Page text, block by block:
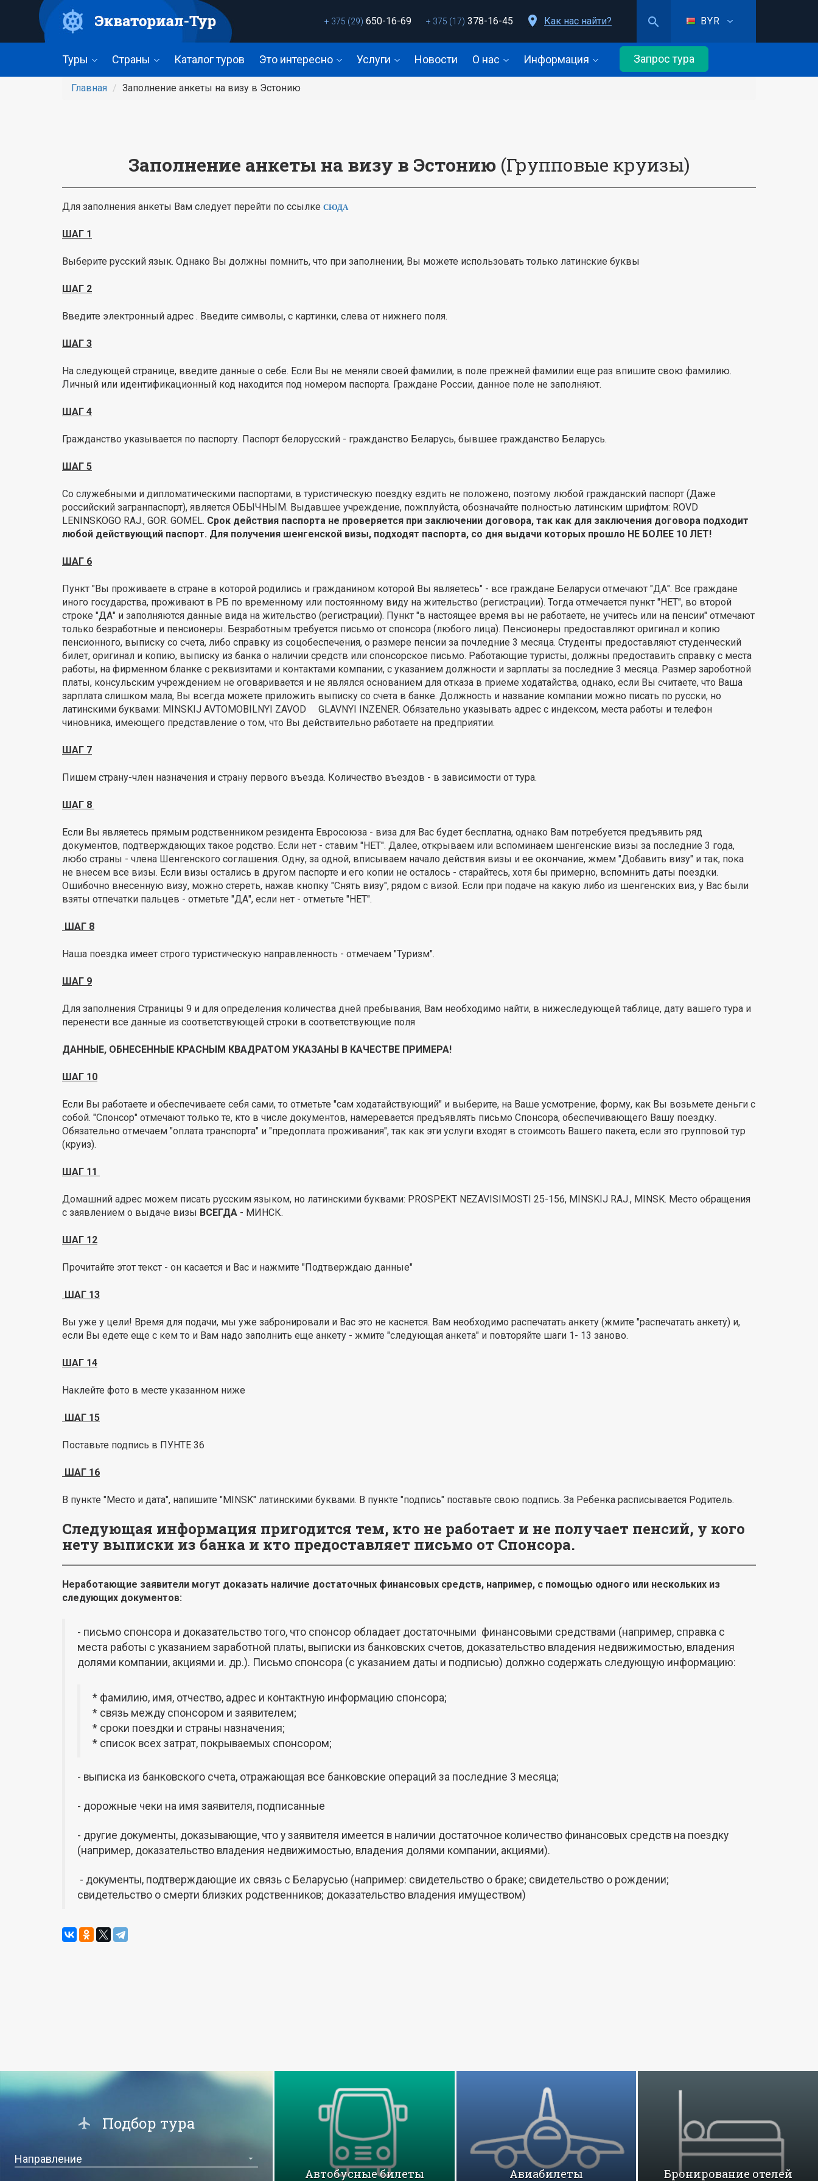
основному
содержанию
BYR
+ 375 (29) 650-16-69 + 375 (17) 378-16-45 Как нас найти?
Туры Страны Каталог туров Это интересно Услуги Новости О нас Информация Запрос тура
Главная Заполнение анкеты на визу в Эстонию
Заполнение анкеты на визу в Эстонию (Групповые круизы)
Для заполнения анкеты Вам следует перейти по ссылке СЮДА
ШАГ 1
Выберите русский язык. Однако Вы должны помнить, что при заполнении, Вы можете использовать только латинские буквы
ШАГ 2
Введите электронный адрес . Введите символы, с картинки, слева от нижнего поля.
ШАГ 3
На следующей странице, введите данные о себе. Если Вы не меняли своей фамилии, в поле прежней фамилии еще раз впишите свою фамилию.
Личный или идентификационный код находится под номером паспорта. Граждане России, данное поле не заполняют.
ШАГ 4
Гражданство указывается по паспорту. Паспорт белорусский - гражданство Беларусь, бывшее гражданство Беларусь.
ШАГ 5
Со служебными и дипломатическими паспортами, в туристическую поездку ездить не положено, поэтому любой гражданский паспорт (Даже
российский загранпаспорт), является ОБЫЧНЫМ. Выдавшее учреждение, пожплуйста, обозначайте полностью латинским шрифтом: ROVD
LENINSKOGO RAJ., GOR. GOMEL. Срок действия паспорта не проверяется при заключении договора, так как для заключения договора подходит
любой действующий паспорт. Для получения шенгенской визы, подходят паспорта, со дня выдачи которых прошло НЕ БОЛЕЕ 10 ЛЕТ!
ШАГ 6
Пункт "Вы проживаете в стране в которой родились и гражданином которой Вы являетесь" - все граждане Беларуси отмечают "ДА". Все граждане
иного государства, проживают в РБ по временному или постоянному виду на жительство (регистрации). Тогда отмечается пункт "НЕТ", во второй
строке "ДА" и заполняются данные вида на жительство (регистрации). Пункт "в настоящее время вы не работаете, не учитесь или на пенсии" отмечают
только безработные и пенсионеры. Безработным требуется письмо от спонсора (любого лица). Пенсионеры предоставляют оригинал и копию
пенсионного, выписку со счета, либо справку из соцобеспечения, о размере пенсии за почледние 3 месяца. Студенты предоставляют студенческий
билет, оригинал и копию, выписку из банка о наличии средств или спонсорское письмо. Работающие туристы, должны предоставить справку с места
работы, на фирменном бланке с реквизитами и контактами компании, с указанием должности и зарплаты за последние 3 месяца. Размер зароботной
платы, консульским учреждением не оговаривается и не являлся основанием для отказа в приеме ходатайства, однако, если Вы считаете, что Ваша
зарплата слишком мала, Вы всегда можете приложить выписку со счета в банке. Должность и название компании можно писать по русски, но
латинскими буквами: MINSKIJ AVTOMOBILNYI ZAVOD GLAVNYI INZENER. Обязательно указывать адрес с индексом, места работы и телефон
чиновника, имеющего представление о том, что Вы действительно работаете на предприятии.
ШАГ 7
Пишем страну-член назначения и страну первого въезда. Количество въездов - в зависимости от тура.
ШАГ 8
Если Вы являетесь прямым родственником резидента Евросоюза - виза для Вас будет бесплатна, однако Вам потребуется предъявить ряд
документов, подтверждающих такое родство. Если нет - ставим "НЕТ". Далее, открываем или вспоминаем шенгенские визы за последние 3 года,
любо страны - члена Шенгенского соглашения. Одну, за одной, вписываем начало действия визы и ее окончание, жмем "Добавить визу" и так, пока
не внесем все визы. Если визы остались в другом паспорте и его копии не осталось - старайтесь, хотя бы примерно, вспомнить даты поездки.
Ошибочно внесенную визу, можно стереть, нажав кнопку "Снять визу", рядом с визой. Если при подаче на какую либо из шенгенских виз, у Вас были
взяты отпечатки пальцев - отметьте "ДА", если нет - отметьте "НЕТ".
ШАГ 8
Наша поездка имеет строго туристическую направленность - отмечаем "Туризм".
ШАГ 9
Для заполнения Страницы 9 и для определения количества дней пребывания, Вам необходимо найти, в нижеследующей таблице, дату вашего тура и
перенести все данные из соответствующей строки в соответствующие поля
ДАННЫЕ, ОБНЕСЕННЫЕ КРАСНЫМ КВАДРАТОМ УКАЗАНЫ В КАЧЕСТВЕ ПРИМЕРА!
ШАГ 10
Если Вы работаете и обеспечиваете себя сами, то отметьте "сам ходатайствующий" и выберите, на Ваше усмотрение, форму, как Вы возьмете деньги с
собой. "Спонсор" отмечают только те, кто в числе документов, намеревается предъявлять письмо Спонсора, обеспечивающего Вашу поездку.
Обязательно отмечаем "оплата транспорта" и "предоплата проживания", так как эти услуги входят в стоимсоть Вашего пакета, если это групповой тур
(круиз).
ШАГ 11
Домашний адрес можем писать русским языком, но латинскими буквами: PROSPEKT NEZAVISIMOSTI 25-156, MINSKIJ RAJ., MINSK. Место обращения
с заявлением о выдаче визы ВСЕГДА - МИНСК.
ШАГ 12
Прочитайте этот текст - он касается и Вас и нажмите "Подтверждаю данные"
ШАГ 13
Вы уже у цели! Время для подачи, мы уже забронировали и Вас это не каснется. Вам необходимо распечатать анкету (жмите "распечатать анкету) и,
если Вы едете еще с кем то и Вам надо заполнить еще анкету - жмите "следующая анкета" и повторяйте шаги 1- 13 заново.
ШАГ 14
Наклейте фото в месте указанном ниже
ШАГ 15
Поставьте подпись в ПУНТЕ 36
ШАГ 16
В пункте "Место и дата", напишите "MINSK" латинскими буквами. В пункте "подпись" поставьте свою подпись. За Ребенка расписывается Родитель.
Следующая информация пригодится тем, кто не работает и не получает пенсий, у кого
нету выписки из банка и кто предоставляет письмо от Спонсора.
Неработающие заявители могут доказать наличие достаточных финансовых средств, например, с помощью одного или нескольких из
следующих документов:
- письмо спонсора и доказательство того, что спонсор обладает достаточными финансовыми средствами (например, справка с
места работы с указанием заработной платы, выписки из банковских счетов, доказательство владения недвижимостью, владения
долями компании, акциями и. др.). Письмо спонсора (с указанием даты и подписью) должно содержать следующую информацию:
* фамилию, имя, отчество, адрес и контактную информацию спонсора;
* связь между спонсором и заявителем;
* сроки поездки и страны назначения;
* список всех затрат, покрываемых спонсором;
- выписка из банковского счета, отражающая все банковские операций за последние 3 месяца;
- дорожные чеки на имя заявителя, подписанные
- другие документы, доказывающие, что у заявителя имеется в наличии достаточное количество финансовых средств на поездку
(например, доказательство владения недвижимостью, владения долями компании, акциями).
- документы, подтверждающие их связь с Беларусью (например: свидетельство о браке; свидетельство о рождении;
свидетельство о смерти близких родственников; доказательство владения имуществом)
Подбор тура
Автобусные билеты Авиабилеты Бронирование отелей